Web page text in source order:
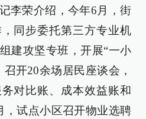
李荣介绍，今年6月，街
同步委托第三方专业机
建攻坚专班，开展“一小
开20余场居民座谈会，
对比账、成本效益账和
，试点小区召开物业选聘